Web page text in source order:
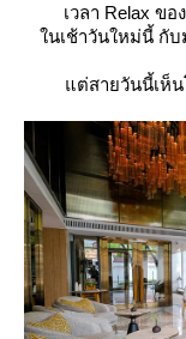
เวลา Relax ขอ
นเช้าวันใหม่นี้ กับ
ต่สายวันนี้เห็น